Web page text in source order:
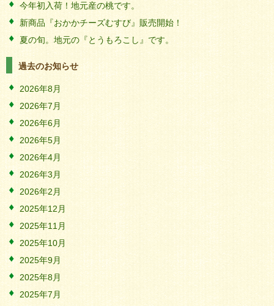
今年初入荷！地元産の桃です。
新商品『おかかチーズむすび』販売開始！
夏の旬。地元の『とうもろこし』です。
過去のお知らせ
2026年8月
2026年7月
2026年6月
2026年5月
2026年4月
2026年3月
2026年2月
2025年12月
2025年11月
2025年10月
2025年9月
2025年8月
2025年7月